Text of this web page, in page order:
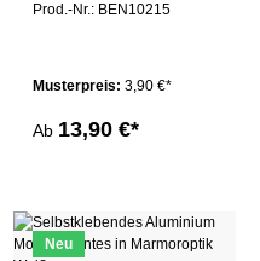
Gebürstet
Prod.-Nr.: BEN10215
Musterpreis: 3,90 €*
Ab 13,90 €*
Neu